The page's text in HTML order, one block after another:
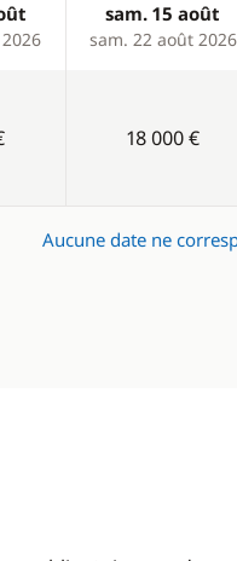
sam. 15 août
sam. 22 août 2026
18 000 €
Aucune date ne